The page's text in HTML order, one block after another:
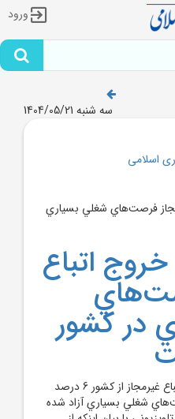
ورود
سه شنبه 1404/05/21
اسلامی
اتباع
در کشور
وزير کشور تأکيد کرد: با خروج اتباع غيرمجاز از کشور 6 درصد
شغلي بسياري آزاد شده